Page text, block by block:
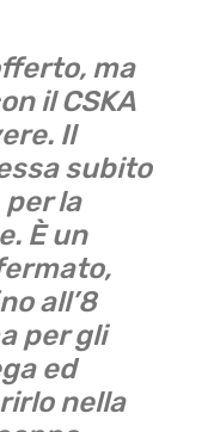
ma
il CSKA
Il
subito
la
È un
all’8
per gli
ed
nella